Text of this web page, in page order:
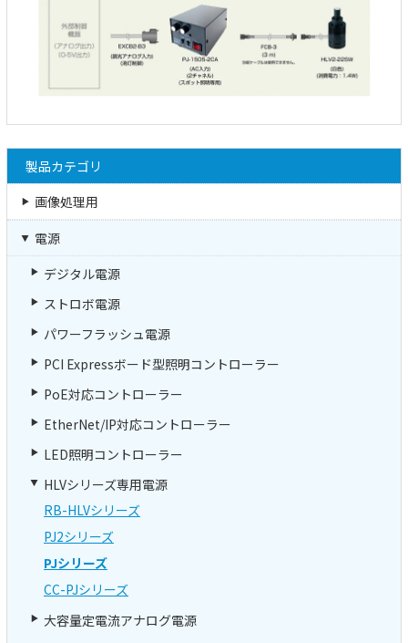
製品カテゴリ
画像処理用
電源
デジタル電源
ストロボ電源
パワーフラッシュ電源
PCI Expressボード型照明コントローラー
PoE対応コントローラー
EtherNet/IP対応コントローラー
LED照明コントローラー
HLVシリーズ専用電源
RB-HLVシリーズ
PJ2シリーズ
PJシリーズ
CC-PJシリーズ
大容量定電流アナログ電源